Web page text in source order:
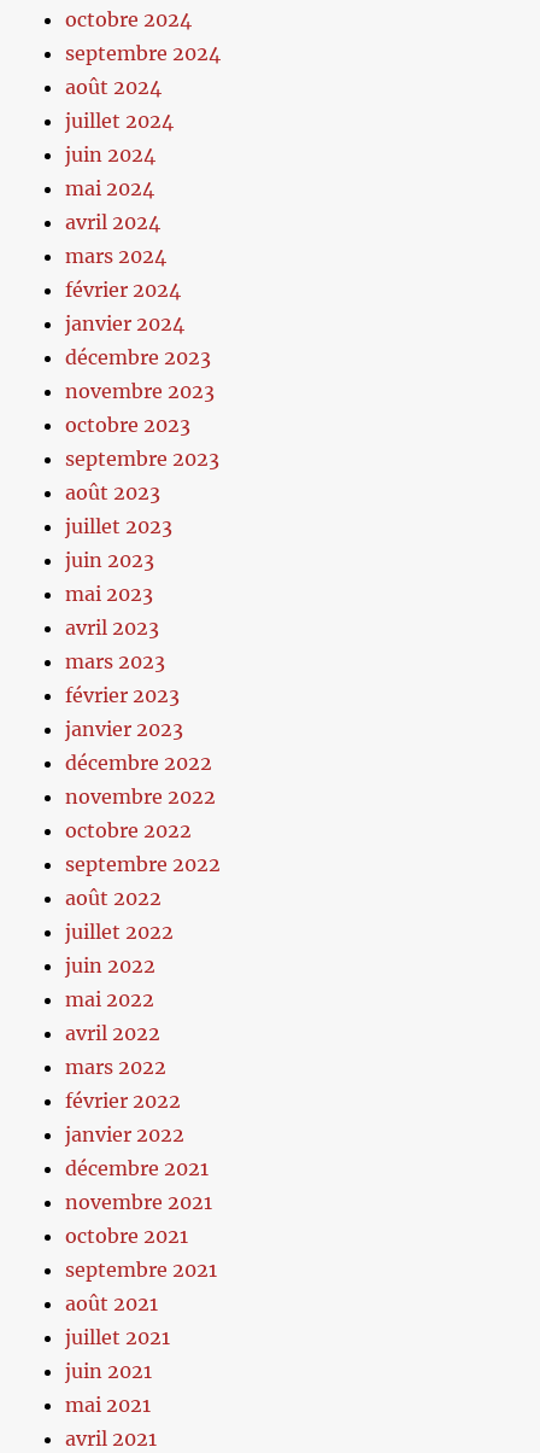
octobre 2024
septembre 2024
août 2024
juillet 2024
juin 2024
mai 2024
avril 2024
mars 2024
février 2024
janvier 2024
décembre 2023
novembre 2023
octobre 2023
septembre 2023
août 2023
juillet 2023
juin 2023
mai 2023
avril 2023
mars 2023
février 2023
janvier 2023
décembre 2022
novembre 2022
octobre 2022
septembre 2022
août 2022
juillet 2022
juin 2022
mai 2022
avril 2022
mars 2022
février 2022
janvier 2022
décembre 2021
novembre 2021
octobre 2021
septembre 2021
août 2021
juillet 2021
juin 2021
mai 2021
avril 2021